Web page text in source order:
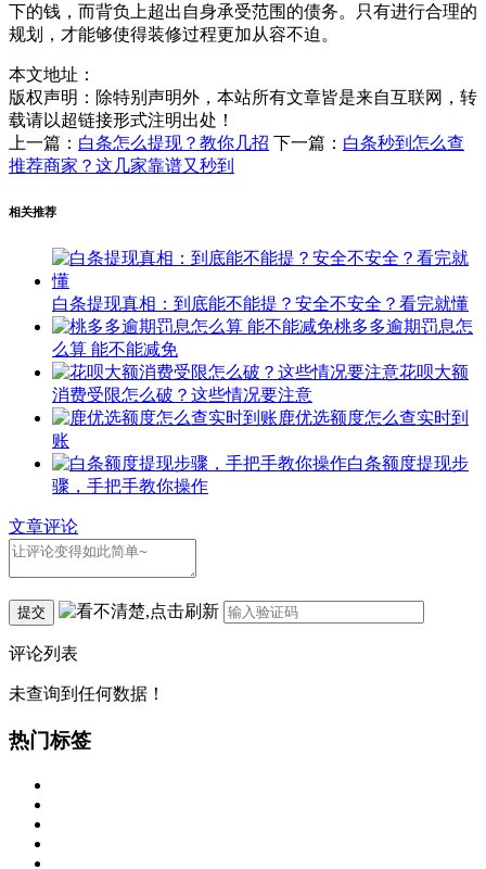
下的钱，而背负上超出自身承受范围的债务。只有进行合理的
规划，才能够使得装修过程更加从容不迫。
本文地址：
版权声明： 除特别声明外，本站所有文章皆是来自互联网，转
载请以超链接形式注明出处！
上一篇： 白条怎么提现？教你几招 下一篇： 白条秒到怎么查
推荐商家？这几家靠谱又秒到
相关推荐
白条提现真相：到底能不能提？安全不安全？看完就懂
桃多多逾期罚息怎
么算 能不能减免
花呗大额
消费受限怎么破？这些情况要注意
鹿优选额度怎么查实时到
账
白条额度提现步
骤，手把手教你操作
文章评论
提交
评论列表
未查询到任何数据！
热门标签